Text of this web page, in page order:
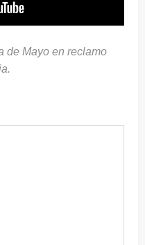
de Mayo en reclamo